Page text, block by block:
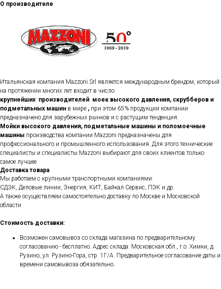
О производителе
Итальянская компания Mazzoni Srl является международным брендом, который
на протяжении многих лет входит в число
крупнейших производителей моек высокого давления, скрубберов и
подметальных машин в мире , при этом 65% продукции компании
предназначено для зарубежных рынков и с растущим тенденция.
Мойки высокого давления, подметальные машины и поломоечные
машины производства компании Mazzoni предназначены для
профессионального и промышленного использования. Для этого технические
специалисты и специалисты Mazzoni выбирают для своих клиентов только
самое лучшее
Доставка товара
Мы работаем с крупными транспортными компаниями:
СДЭК, Деловые линии, Энергия, КИТ, Байкал Сервис, ПЭК и др.
А также осуществляем самостоятельно доставку по Москве и Московской
области
Стоимость доставки:
Возможен самовывоз со склада магазина по предварительному
согласованию - бесплатно. Адрес склада: Московская обл., г.о. Химки, д.
Рузино, ул. Рузино-Гора, стр. 1Г/А. Предварительное согласование даты и
времени самовывоза обязательно.